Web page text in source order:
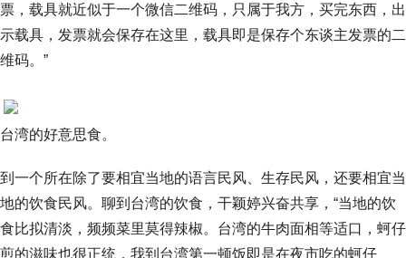
票，载具就近似于一个微信二维码，只属于我方，买完东西，出
示载具，发票就会保存在这里，载具即是保存个东谈主发票的二
维码。”
台湾的好意思食。
到一个所在除了要相宜当地的语言民风、生存民风，还要相宜当
地的饮食民风。聊到台湾的饮食，干颖婷兴奋共享，“当地的饮
食比拟清淡，频频菜里莫得辣椒。台湾的牛肉面相等适口，蚵仔
煎的滋味也很正统，我到台湾第一顿饭即是在夜市吃的蚵仔